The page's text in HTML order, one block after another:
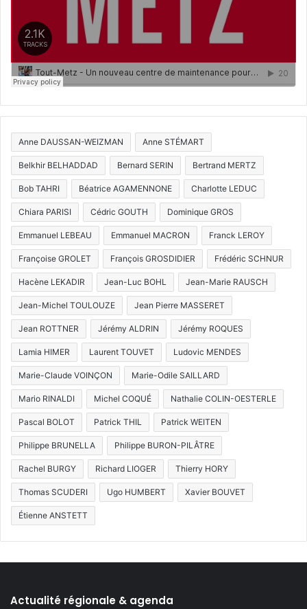
Anne DAUSSAN-WEIZMAN Anne STÉMART
Belkhir BELHADDAD Bernard SERIN Bertrand MERTZ
Bob TAHRI Béatrice AGAMENNONE Charlotte LEDUC
Chiara PARISI Cédric GOUTH Dominique GROS
Emmanuel LEBEAU Emmanuel MACRON Franck LEROY
Françoise GROLET François GROSDIDIER Frédéric SCHNUR
Hacène LEKADIR Jean-Luc BOHL Jean-Marie RAUSCH
Jean-Michel TOULOUZE Jean Pierre MASSERET
Jean ROTTNER Jérémy ALDRIN Jérémy ROQUES
Lamia HIMER Laurent TOUVET Ludovic MENDES
Marie-Claude VOINÇON Marie-Odile SAILLARD
Mario RINALDI Michel COQUÉ Nathalie COLIN-OESTERLE
Pascal BOLOT Patrick THIL Patrick WEITEN
Philippe BRUNELLA Philippe BURON-PILÂTRE
Rachel BURGY Richard LIOGER Thierry HORY
Thomas SCUDERI Ugo HUMBERT Xavier BOUVET
Étienne ANSTETT
Actualité régionale & agenda